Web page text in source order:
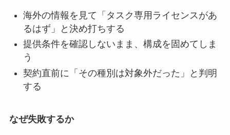
海外の情報を見て「タスク専用ライセンスがあ
るはず」と決め打ちする
提供条件を確認しないまま、構成を固めてしま
う
契約直前に「その種別は対象外だった」と判明
する
なぜ失敗するか